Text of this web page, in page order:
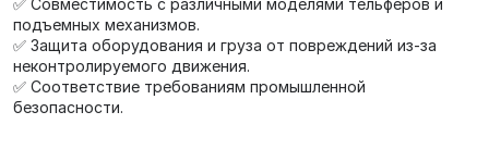
✅ Совместимость с различными моделями тельферов и
подъемных механизмов.
✅ Защита оборудования и груза от повреждений из-за
неконтролируемого движения.
✅ Соответствие требованиям промышленной
безопасности.